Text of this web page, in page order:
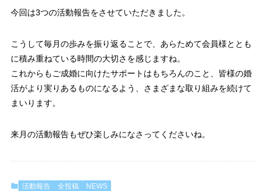
今回は3つの活動報告をさせていただきました。
こうして毎月の歩みを振り返ることで、あらためて会員様ととも
に積み重ねている時間の大切さを感じますね。
これからもご成婚に向けたサポートはもちろんのこと、皆様の婚
活がより実りあるものになるよう、さまざまな取り組みを続けて
まいります。
来月の活動報告もぜひ楽しみになさってくださいね。
活動報告 全投稿 NEWS